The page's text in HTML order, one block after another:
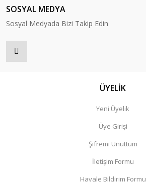
SOSYAL MEDYA
Sosyal Medyada Bizi Takip Edin
ÜYELİK
Yeni Üyelik
Üye Girişi
Şifremi Unuttum
İletişim Formu
Havale Bildirim Formu